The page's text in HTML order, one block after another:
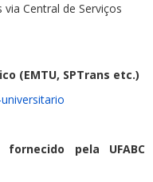
via Central de Serviços
(EMTU, SPTrans etc.)
fornecido pela UFABC